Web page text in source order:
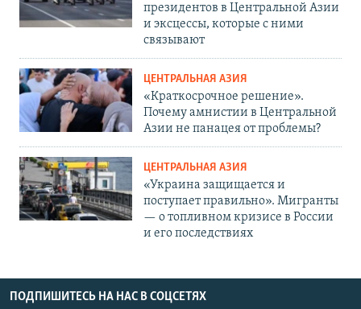
президентов в Центральной Азии
и эксцессы, которые с ними
связывают
ЦЕНТРАЛЬНАЯ АЗИЯ
«Краткосрочное решение».
Почему амнистии в Центральной
Азии не панацея от проблемы?
ЦЕНТРАЛЬНАЯ АЗИЯ
«Украина защищается и
поступает правильно». Мигранты
— о топливном кризисе в России
и его последствиях
ПОДПИШИТЕСЬ НА НАС В СОЦСЕТЯХ